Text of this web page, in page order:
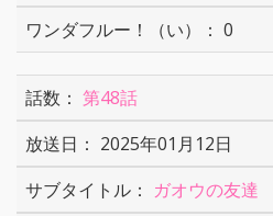
0
第48話
2025年01月12日
ガオウの友達